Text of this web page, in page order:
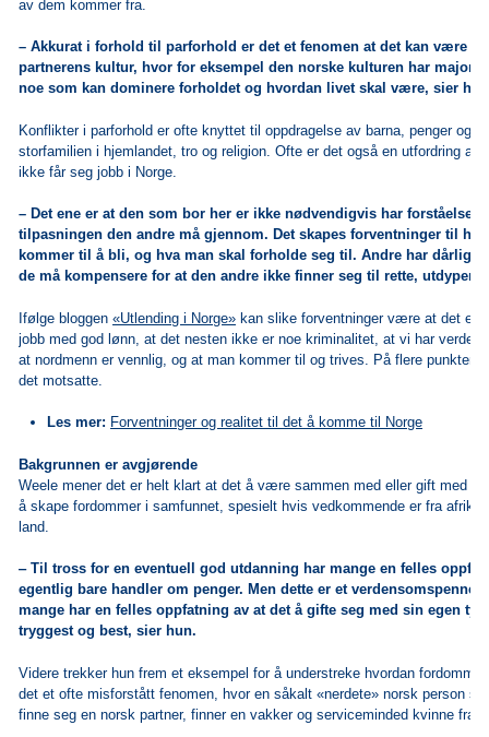
av dem kommer fra.
– Akkurat i forhold til parforhold er det et fenomen at det kan være
partnerens kultur, hvor for eksempel den norske kulturen har
noe som kan dominere forholdet og hvordan livet skal være, sier
Konflikter i parforhold er ofte knyttet til oppdragelse av barna, penger og
storfamilien i hjemlandet, tro og religion. Ofte er det også en utfordring at
ikke får seg jobb i Norge.
– Det ene er at den som bor her er ikke nødvendigvis har forståelse
tilpasningen den andre må gjennom. Det skapes forventninger til
kommer til å bli, og hva man skal forholde seg til. Andre har dårlig
de må kompensere for at den andre ikke finner seg til rette, utdyper
Ifølge bloggen«Utlending i Norge» kan slike forventninger være at det er
jobb med god lønn, at det nesten ikke er noe kriminalitet, at vi har
at nordmenn er vennlig, og at man kommer til og trives. På flere punkter
det motsatte.
Les mer: Forventninger og realitet til det å komme til Norge
Bakgrunnen er avgjørende
Weele mener det er helt klart at det å være sammen med eller gift med
å skape fordommer i samfunnet, spesielt hvis vedkommende er fra
land.
‒ Til tross for en eventuell god utdanning har mange en felles
egentlig bare handler om penger. Men dette er et
mange har en felles oppfatning av at det å gifte seg med sin egen
tryggest og best, sier hun.
Videre trekker hun frem et eksempel for å understreke hvordan
det et ofte misforstått fenomen, hvor en såkalt «nerdete» norsk person
finne seg en norsk partner, finner en vakker og serviceminded kvinne fra